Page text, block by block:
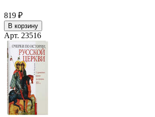
819 ₽
В корзину
Арт. 23516